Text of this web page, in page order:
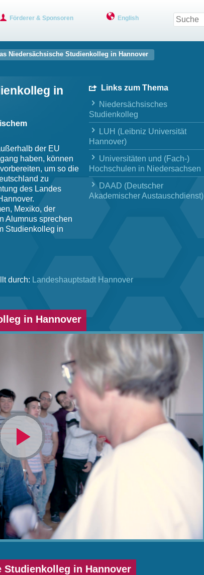
Förderer & Sponsoren English
Niedersächsische Studienkolleg in Hannover
in
der EU
haben, können
um so die
zu
des Landes
Mexiko, der
Alumnus sprechen
Studienkolleg in
Links zum Thema
Niedersächsisches
Studienkolleg
LUH (Leibniz Universität
Hannover)
Universitäten und (Fach-)
Hochschulen in Niedersachsen
DAAD (Deutscher
Akademischer Austauschdienst)
durch: Landeshauptstadt Hannover
in Hannover
Video
abspielen
Studienkolleg in Hannover